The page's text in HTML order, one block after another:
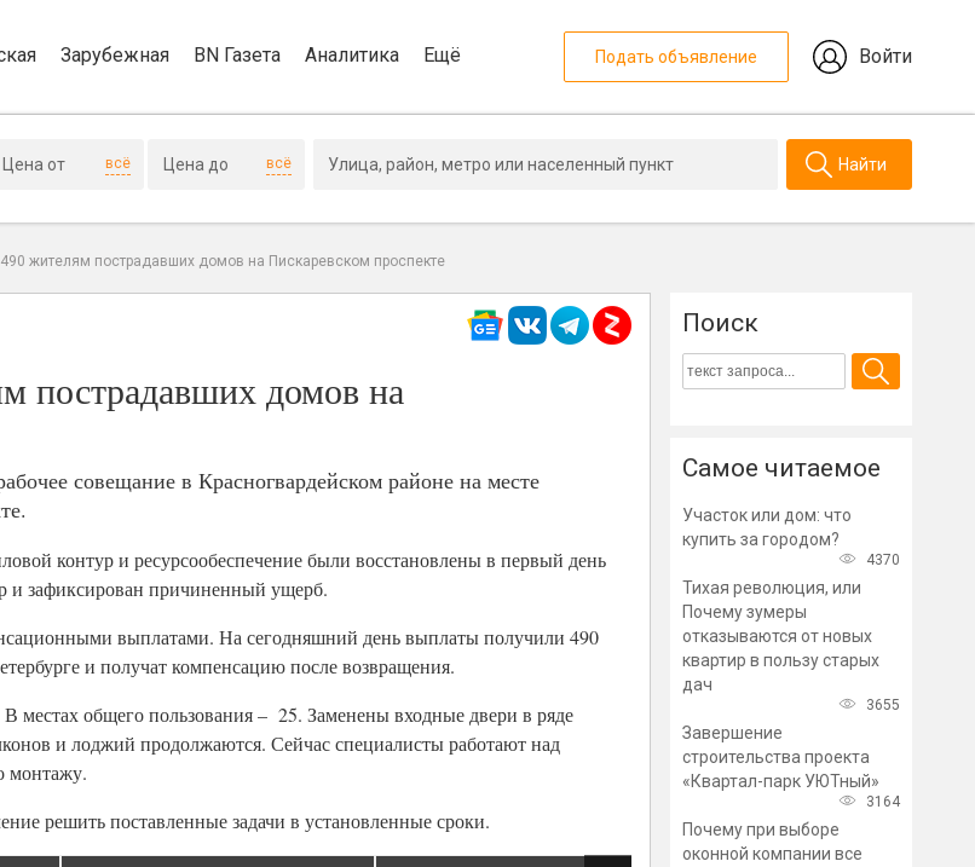
Зарубежная BN Газета Аналитика Ещё Подать объявление Войти
всё всё Найти
жителям пострадавших домов на Пискаревском проспекте
пострадавших домов на
совещание в Красногвардейском районе на месте
контур и ресурсообеспечение были восстановлены в первый день
и зафиксирован причиненный ущерб.
выплатами. На сегодняшний день выплаты получили 490
и получат компенсацию после возвращения.
местах общего пользования – 25. Заменены входные двери в ряде
и лоджий продолжаются. Сейчас специалисты работают над
монтажу.
решить поставленные задачи в установленные сроки.
Поиск
Самое читаемое
Участок или дом: что
купить за городом?
4370
Тихая революция, или
Почему зумеры
отказываются от новых
квартир в пользу старых
дач
3655
Завершение
строительства проекта
«Квартал-парк УЮТный»
3164
Почему при выборе
оконной компании все